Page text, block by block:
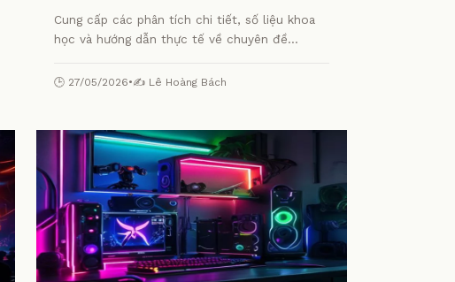
Cung cấp các phân tích chi tiết, số liệu khoa
học và hướng dẫn thực tế về chuyên đề
Quân Noxus! từ chuyên gia.
🕒 27/05/2026•✍️ Lê Hoàng Bách